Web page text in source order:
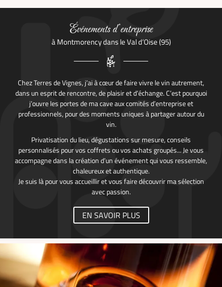
Événements d’entreprise
à Montmorency dans le Val d’Oise (95)
Chez Terres de Vignes, j’ai à cœur de faire vivre le vin autrement,
dans un esprit de rencontre, de plaisir et d’échange. C’est pourquoi
j’ouvre les portes de ma cave aux comités d’entreprise et
professionnels, pour des moments uniques à partager autour du
vin.
Privatisation du lieu, dégustations sur mesure, conseils
personnalisés pour vos coffrets ou vos achats groupés... Je vous
accompagne dans la création d’un événement qui vous ressemble,
chaleureux et authentique.
Je suis là pour vous accueillir et vous faire découvrir ma sélection
avec passion.
EN SAVOIR PLUS